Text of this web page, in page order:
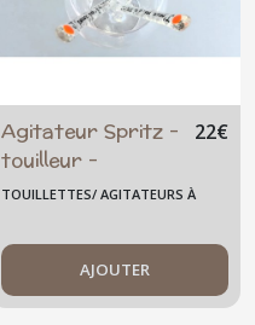
Agitateur Spritz -
touilleur -
brasseur -
mélangeur -
cadeau original -
unique - verre
22€
TOUILLETTES/ AGITATEURS À
AJOUTER